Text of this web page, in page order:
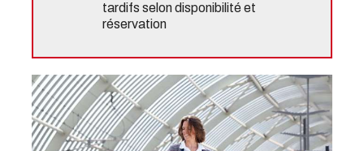
tardifs selon disponibilité et
réservation